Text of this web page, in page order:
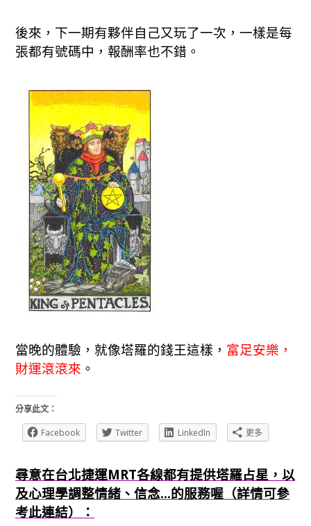
後來，下一期有夥伴自己又玩了一次，一樣是每
張都有號碼中，報酬率也不錯。
當晚的體驗，就像塔羅的錢王這樣， 富足安樂，
財運滾滾來 。
分享此文：
Facebook
Twitter LinkedIn 更多
尋意在台北捷運MRT各線都有提供塔羅占星，以
及心理學調整情緒、信念...的服務喔（詳情可參
考此連結）：